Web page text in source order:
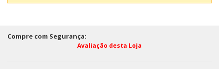
Compre com Segurança:
Avaliação desta Loja